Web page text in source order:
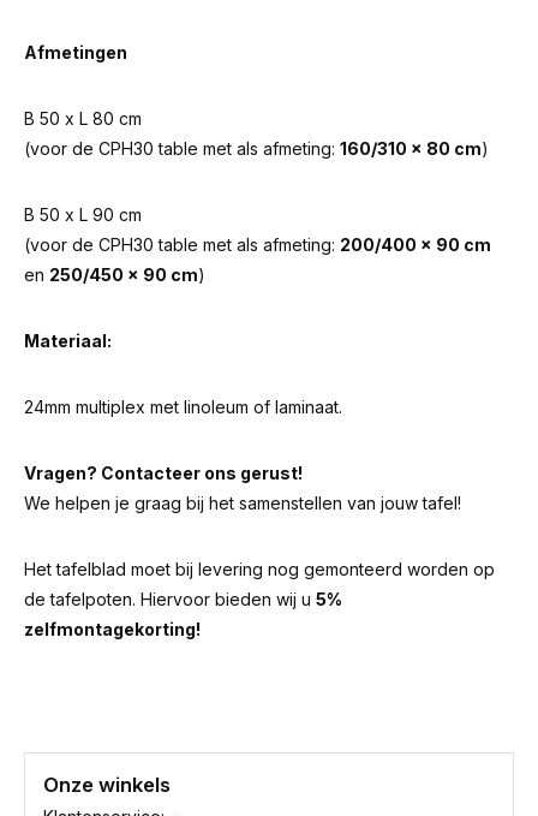
Afmetingen
B 50 x L 80 cm
(voor de CPH30 table met als afmeting: 160/310 x 80 cm)
B 50 x L 90 cm
(voor de CPH30 table met als afmeting: 200/400 x 90 cm
en 250/450 x 90 cm)
Materiaal:
24mm multiplex met linoleum of laminaat.
Vragen? Contacteer ons gerust!
We helpen je graag bij het samenstellen van jouw tafel!
Het tafelblad moet bij levering nog gemonteerd worden op
de tafelpoten. Hiervoor bieden wij u 5%
zelfmontagekorting!
Onze winkels